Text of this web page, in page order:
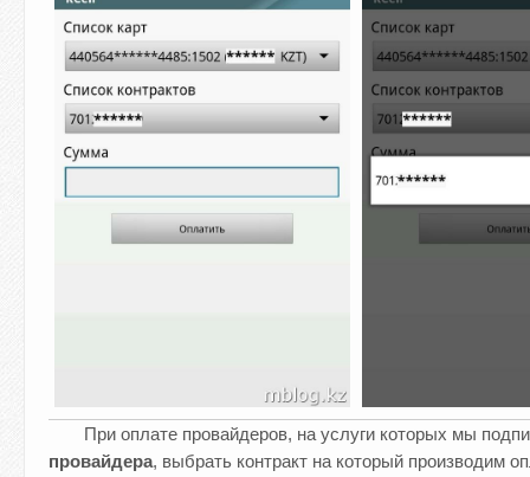
При оплате провайдеров, на услуги которых мы
провайдера, выбрать контракт на который производим